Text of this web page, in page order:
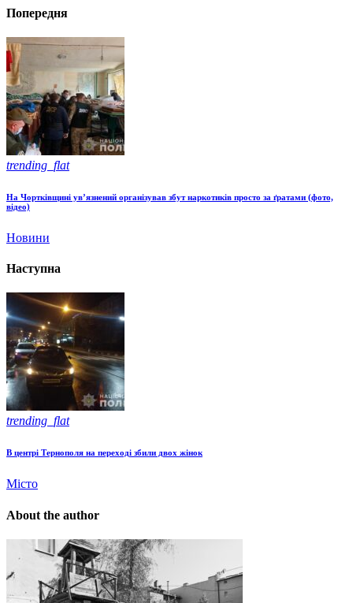
Попередня
trending_flat
На Чортківщині ув’язнений організував збут наркотиків просто за ґратами (фото,
відео)
Новини
Наступна
trending_flat
В центрі Тернополя на переході збили двох жінок
Місто
About the author